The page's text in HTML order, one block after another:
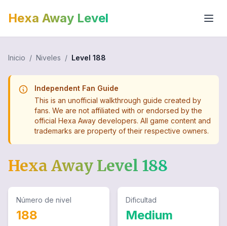
Hexa Away Level
Inicio / Niveles / Level 188
Independent Fan Guide
This is an unofficial walkthrough guide created by
fans. We are not affiliated with or endorsed by the
official Hexa Away developers. All game content and
trademarks are property of their respective owners.
Hexa Away Level 188
Número de nivel
188
Dificultad
Medium